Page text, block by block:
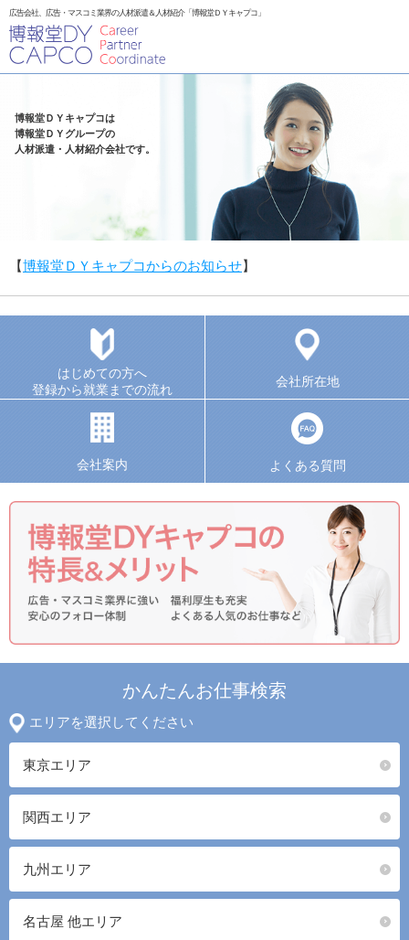
広告会社、広告・マスコミ業界の人材派遣＆人材紹介「博報堂ＤＹキャプコ」
博報堂ＤＹキャプコは
博報堂ＤＹグループの
人材派遣・人材紹介会社です。
【博報堂ＤＹキャプコからのお知らせ】
はじめての方へ
登録から就業までの流れ
会社所在地
会社案内 よくある質問
かんたんお仕事検索
エリアを選択してください
東京エリア
関西エリア
九州エリア
名古屋 他エリア